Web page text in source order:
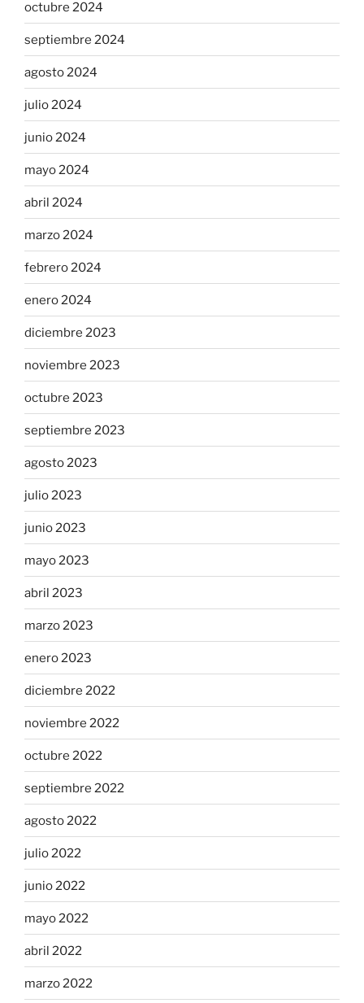
octubre 2024
septiembre 2024
agosto 2024
julio 2024
junio 2024
mayo 2024
abril 2024
marzo 2024
febrero 2024
enero 2024
diciembre 2023
noviembre 2023
octubre 2023
septiembre 2023
agosto 2023
julio 2023
junio 2023
mayo 2023
abril 2023
marzo 2023
enero 2023
diciembre 2022
noviembre 2022
octubre 2022
septiembre 2022
agosto 2022
julio 2022
junio 2022
mayo 2022
abril 2022
marzo 2022